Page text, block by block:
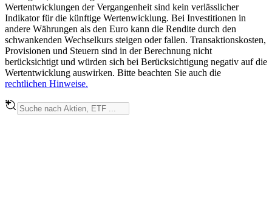
Wertentwicklungen der Vergangenheit sind kein verlässlicher
Indikator für die künftige Wertenwicklung. Bei Investitionen in
andere Währungen als den Euro kann die Rendite durch den
schwankenden Wechselkurs steigen oder fallen. Transaktionskosten,
Provisionen und Steuern sind in der Berechnung nicht
berücksichtigt und würden sich bei Berücksichtigung negativ auf die
Wertentwicklung auswirken. Bitte beachten Sie auch die
rechtlichen Hinweise.